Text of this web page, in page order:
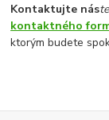
Kontaktujte nás
kontaktného
ktorým budete